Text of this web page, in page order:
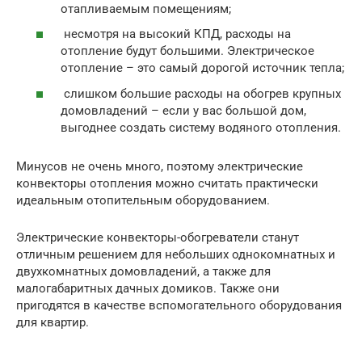
отапливаемым помещениям;
несмотря на высокий КПД, расходы на
отопление будут большими. Электрическое
отопление – это самый дорогой источник тепла;
слишком большие расходы на обогрев крупных
домовладений – если у вас большой дом,
выгоднее создать систему водяного отопления.
Минусов не очень много, поэтому электрические
конвекторы отопления можно считать практически
идеальным отопительным оборудованием.
Электрические конвекторы-обогреватели станут
отличным решением для небольших однокомнатных и
двухкомнатных домовладений, а также для
малогабаритных дачных домиков. Также они
пригодятся в качестве вспомогательного оборудования
для квартир.